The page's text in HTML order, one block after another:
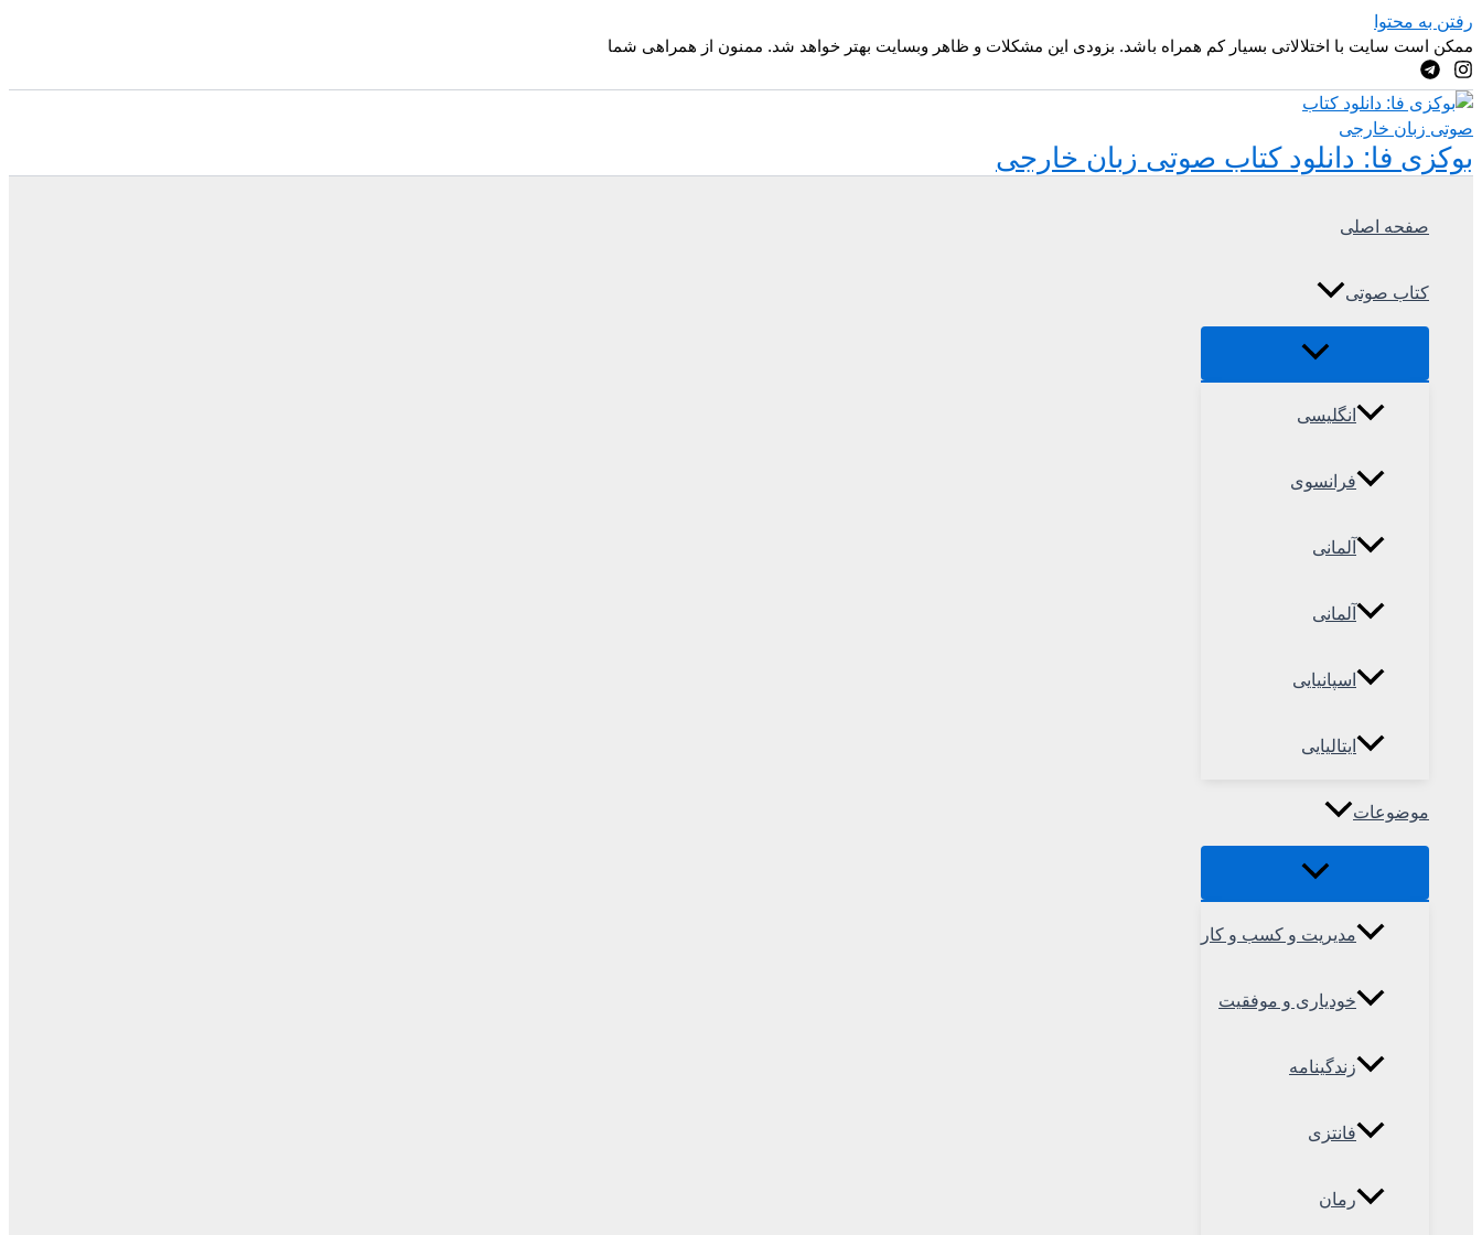
رفتن به محتوا
ممکن است سایت با اختلالاتی بسیار کم همراه باشد. بزودی این مشکلات و ظاهر وبسایت بهتر خواهد شد. ممنون از همراهی شما
بوکزی فا: دانلود کتاب صوتی زبان خارجی
صفحه اصلی
کتاب صوتی
انگلیسی
فرانسوی
آلمانی
آلمانی
اسپانیایی
ایتالیایی
موضوعات
مدیریت و کسب و کار
خودیاری و موفقیت
زندگینامه
فانتزی
رمان